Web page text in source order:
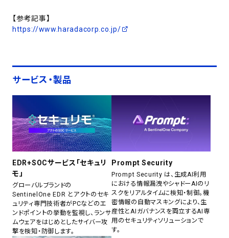
【参考記事】
https://www.haradacorp.co.jp/
サービス・製品
EDR+SOCサービス「セキュリ
モ」
グローバルブランドの
SentinelOne EDR とアクトのセキ
ュリティ専門技術者がPCなどのエ
ンドポイントの挙動を監視し、ランサ
ムウェアをはじめとしたサイバー攻
撃を検知・防御します。
Prompt Security
Prompt Security は、生成AI利用
における情報漏洩やシャドーAIのリ
スクをリアルタイムに検知・制御。機
密情報の自動マスキングにより、生
産性とAIガバナンスを両立するAI専
用のセキュリティソリューションで
す。